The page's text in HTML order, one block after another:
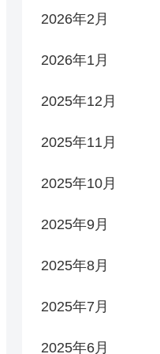
2026年2月
2026年1月
2025年12月
2025年11月
2025年10月
2025年9月
2025年8月
2025年7月
2025年6月